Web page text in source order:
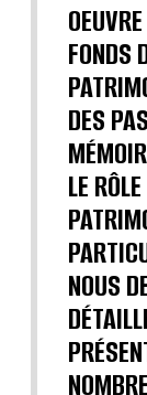
FONDS
DES
LE
NOUS